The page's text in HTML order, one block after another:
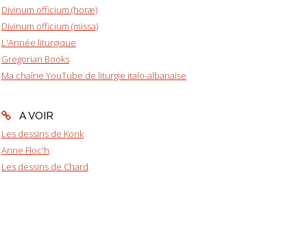
Divinum officium (horæ)
Divinum officium (missa)
L'Année liturgique
Gregorian Books
Ma chaîne YouTube de liturgie italo-albanaise
A VOIR
Les dessins de Konk
Anne Floc'h
Les dessins de Chard